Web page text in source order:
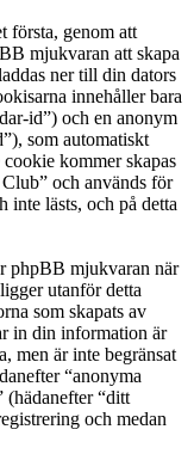
första, genom att
mjukvaran att skapa
ner till din dators
innehåller bara
id”) och en anonym
som automatiskt
kommer skapas
och används för
inte lästs, och på detta
phpBB mjukvaran när
utanför detta
som skapats av
in din information är
men är inte begränsat
“anonyma
(hädanefter “ditt
och medan